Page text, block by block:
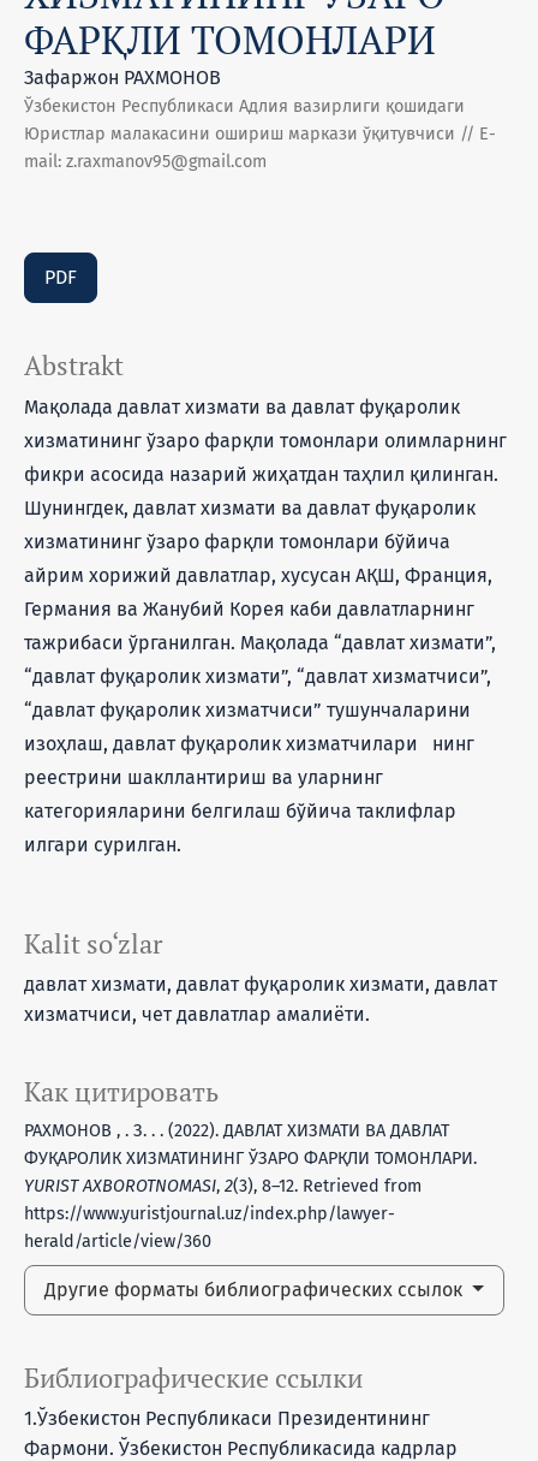
ФАРҚЛИ ТОМОНЛАРИ
Зафаржон РАХМОНОВ
Ўзбекистон Республикаси Адлия вазирлиги қошидаги
Юристлар малакасини ошириш маркази ўқитувчиси // E-
mail: z.raxmanov95@gmail.com
PDF
Kalit so‘zlar
давлат хизмати, давлат фуқаролик хизмати, давлат
хизматчиси, чет давлатлар амалиёти.
Как цитировать
РАХМОНОВ , . З. . . (2022). ДАВЛАТ ХИЗМАТИ ВА ДАВЛАТ
ФУҚАРОЛИК ХИЗМАТИНИНГ ЎЗАРО ФАРҚЛИ ТОМОНЛАРИ.
YURIST AXBOROTNOMASI, 2(3), 8–12. Retrieved from
https://www.yuristjournal.uz/index.php/lawyer-
herald/article/view/360
Другие форматы библиографических ссылок
Abstrakt
Мақолада давлат хизмати ва давлат фуқаролик
хизматининг ўзаро фарқли томонлари олимларнинг
фикри асосида назарий жиҳатдан таҳлил қилинган.
Шунингдек, давлат хизмати ва давлат фуқаролик
хизматининг ўзаро фарқли томонлари бўйича
айрим хорижий давлатлар, хусусан АҚШ, Франция,
Германия ва Жанубий Корея каби давлатларнинг
тажрибаси ўрганилган. Мақолада “давлат хизмати”,
“давлат фуқаролик хизмати”, “давлат хизматчиси”,
“давлат фуқаролик хизматчиси” тушунчаларини
изоҳлаш, давлат фуқаролик хизматчилари нинг
реестрини шакллантириш ва уларнинг
категорияларини белгилаш бўйича таклифлар
илгари сурилган.
Библиографические ссылки
1.Ўзбекистон Республикаси Президентининг
Фармони. Ўзбекистон Республикасида кадрлар